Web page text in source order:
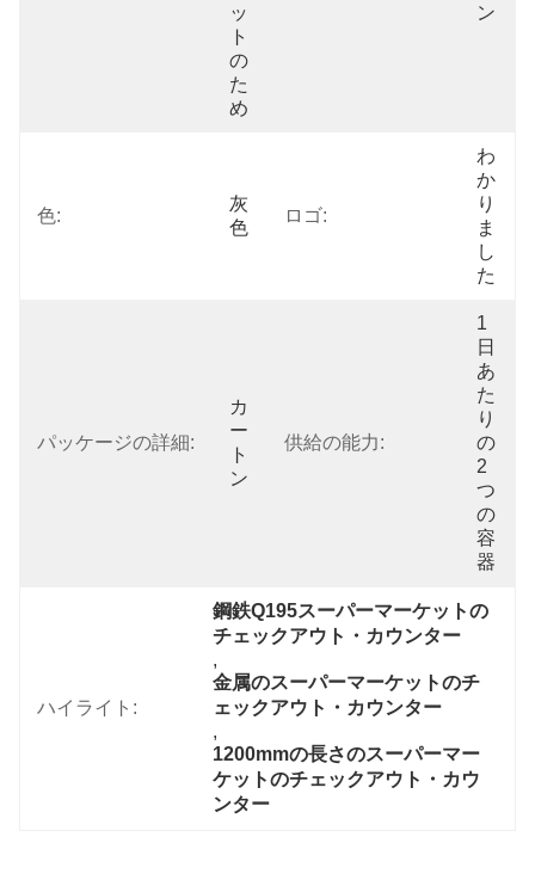
ッ
ト
の
た
め
ン
色:
灰
色
ロゴ:
わ
か
り
ま
し
た
パッケージの詳細:
カ
ー
ト
ン
供給の能力:
1
日
あ
た
り
の
2
つ
の
容
器
ハイライト:
鋼鉄Q195スーパーマーケットの
チェックアウト・カウンター
,
金属のスーパーマーケットのチ
ェックアウト・カウンター
,
1200mmの長さのスーパーマー
ケットのチェックアウト・カウ
ンター